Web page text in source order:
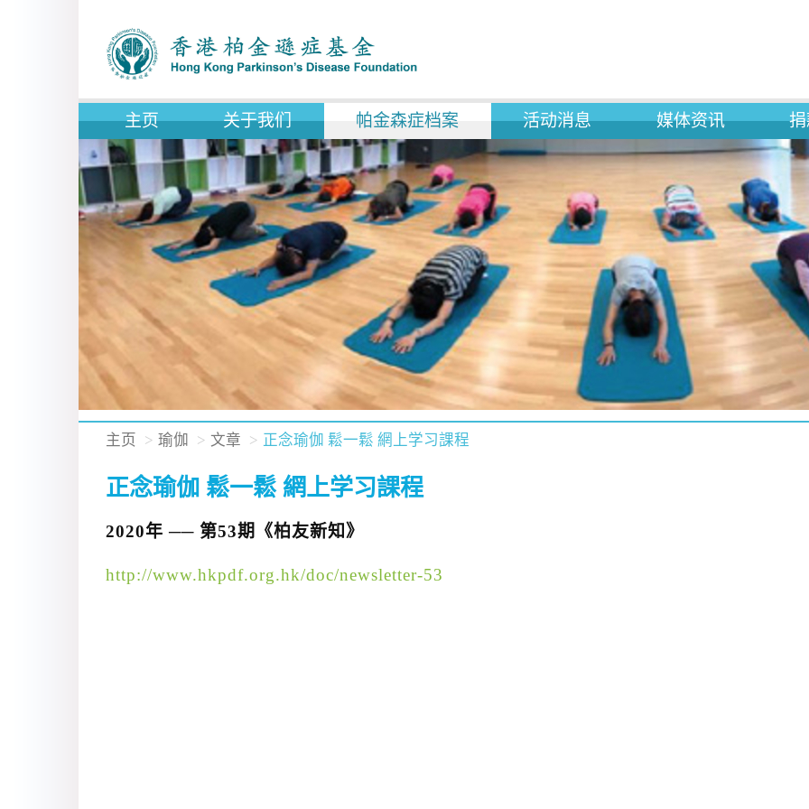
主页 关于我们 帕金森症档案 活动消息 媒体资讯
主页 瑜伽 文章 正念瑜伽 鬆一鬆 網上学习課程
正念瑜伽 鬆一鬆 網上学习課程
2020年 ── 第53期《柏友新知》
http://www.hkpdf.org.hk/doc/newsletter-53